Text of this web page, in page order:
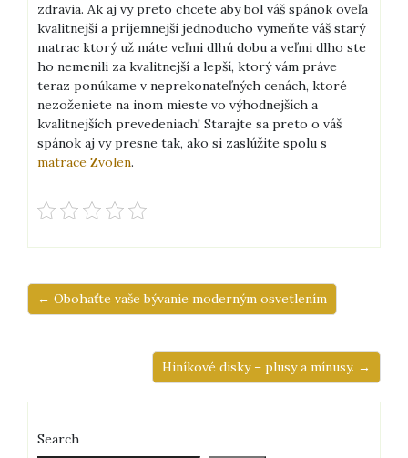
zdravia. Ak aj vy preto chcete aby bol váš spánok oveľa
kvalitnejší a príjemnejší jednoducho vymeňte váš starý
matrac ktorý už máte veľmi dlhú dobu a veľmi dlho ste
ho nemenili za kvalitnejší a lepší, ktorý vám práve
teraz ponúkame v neprekonateľných cenách, ktoré
nezoženiete na inom mieste vo výhodnejších a
kvalitnejších prevedeniach! Starajte sa preto o váš
spánok aj vy presne tak, ako si zaslúžite spolu s
matrace Zvolen.
← Obohaťte vaše bývanie moderným osvetlením
Hiníkové disky – plusy a mínusy. →
Search